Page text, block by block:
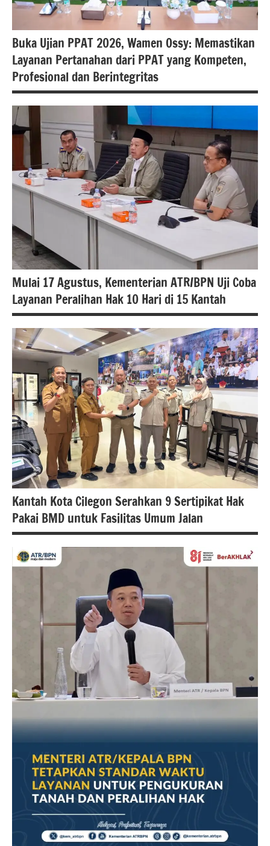
#Kementerian
ATR/BPN RI
#Kementerian
Atrbpnri
Buka Ujian PPAT 2026, Wamen Ossy: Memastikan
Layanan Pertanahan dari PPAT yang Kompeten,
Profesional dan Berintegritas
#atrbpn
#beritanasional
#Kementerian
ATR/BPN
#Kementerian
ATR/BPN RI
#Kementerian
Atrbpnri
#kementerianatrbpn
#kementerianatrbpnri
Mulai 17 Agustus, Kementerian ATR/BPN Uji Coba
Layanan Peralihan Hak 10 Hari di 15 Kantah
#atrbpn
#beritanasional
#Kementerian
ATR/BPN
#Kementerian
ATR/BPN RI
#Kementerian
Atrbpnri
#kementerianatrbpn
#kementerianatrbpnri
Kantah Kota Cilegon Serahkan 9 Sertipikat Hak
Pakai BMD untuk Fasilitas Umum Jalan
#berita
ATR/BPN
#Kementerian
ATR/BPN RI
#Kementerian
Atrbpnri
Cilegon
BPN
kota
Cilegon